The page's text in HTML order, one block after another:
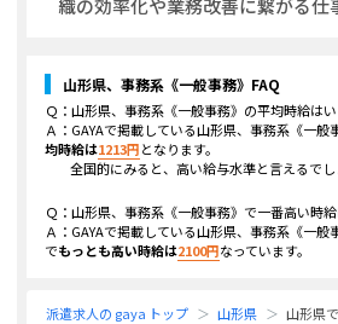
織の効率化や業務改善に繋がる仕
山形県、事務系《一般事務》 FAQ
Ｑ： 山形県、事務系《一般事務》 の平均時給は
Ａ：GAYAで掲載している山形県、事務系《一般
均時給は1213円となります。
全国的にみると、高い給与水準と言えるでし
Ｑ： 山形県、事務系《一般事務》 で一番高い時
Ａ：GAYAで掲載している山形県、事務系《一般
でもっとも高い時給は2100円なっています。
派遣求人の gaya トップ 山形県 山形県